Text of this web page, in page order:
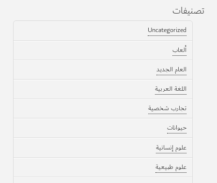
تصنيفات
Uncategorized
ألعاب
العام الجديد
اللغة العربية
تجارب شخصية
حيوانات
علوم إنسانية
علوم طبيعية